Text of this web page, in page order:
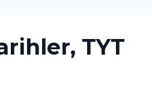
TYT